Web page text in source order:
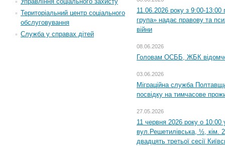
Територіальний центр соціального
обслуговування
Служба у справах дітей
11.06.2026 року з 9:00-13:00
група» надає правову та
війни
08.06.2026
Головам ОСББ, ЖБК
03.06.2026
Міграційна служба
посвідку на тимчасове
27.05.2026
11 червня 2026 року о 10:00
вул.Решетилівська, ½, кім.
двадцять третьої сесії